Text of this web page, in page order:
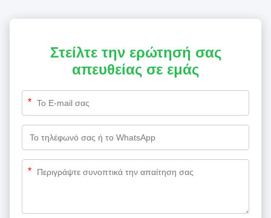
Στείλτε την ερώτησή σας
απευθείας σε εμάς
*
*